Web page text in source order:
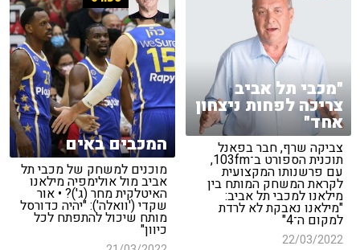
"מכבי תל אביב
צריכה לפחות ניצחון
אחד"
צביקה שרף, חבר בפאנל
תוכנית הספורט ב־103fm,
עם פרשנותו המקצועית
לקראת המשחק המותח בין
מילאנו למכבי תל אביב:
"מילאנו נאבקת לא לרדת
למקום ה־4"
22/03/2022
המכבים באים
מוכנים למשחק של מכבי תל
אביב מול אולימפיה מילאנו
האיטלקית מחר (ג')? • אור
שקדי ('וואלה'): "יהיה כדורסל
מותח שיכול להתפתח לכל
כיוון"